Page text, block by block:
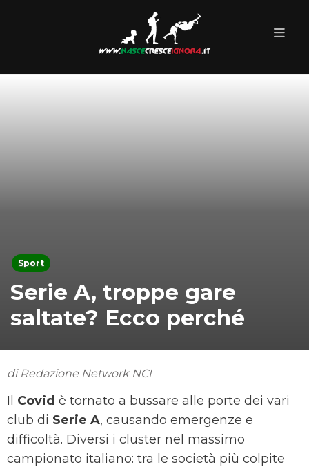
Sport
Serie A, troppe gare
saltate? Ecco perché
di Redazione Network NCI
Il Covid è tornato a bussare alle porte dei vari
club di Serie A, causando emergenze e
difficoltà. Diversi i cluster nel massimo
campionato italiano: tra le società più colpite